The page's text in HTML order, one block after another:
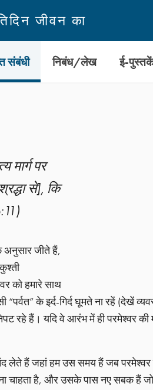
जीवन का
संबंधी निबंध/लेख ई-
मार्ग पर
से], कि
अनुसार जीते हैं,
को हमारे साथ
“पर्वत” के इर्द-गिर्द घूमते ना रहें (देखें
रहे हैं। यदि वे आरंभ में ही परमेश्वर
लेते हैं जहां हम उस समय हैं जब परमेश्वर
चाहता है, और उसके पास नए सबक हैं जो